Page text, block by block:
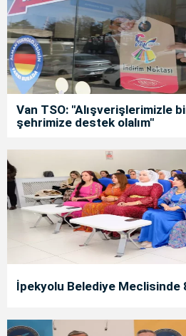
Van TSO: "Alışverişlerimizle
şehrimize destek olalım"
İpekyolu Belediye Meclisinde